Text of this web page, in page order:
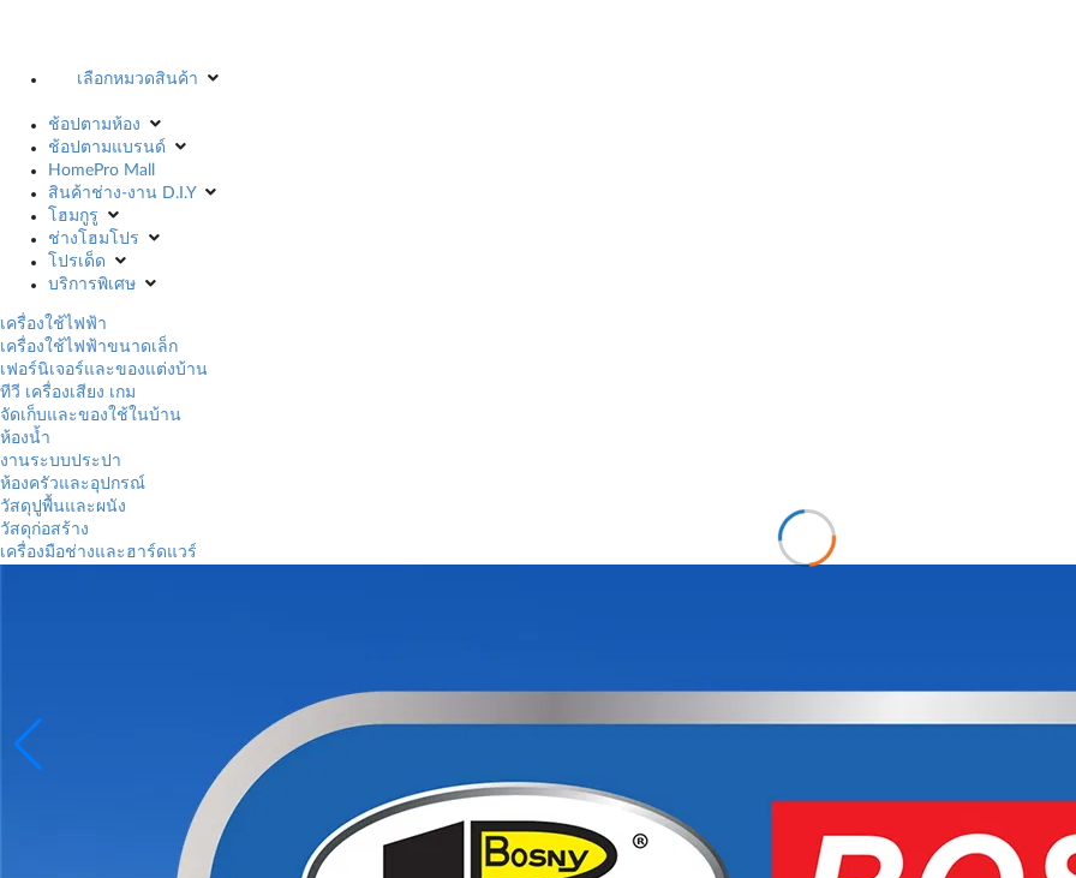
เลือกหมวดสินค้า
ช้อปตามห้อง
ช้อปตามแบรนด์
HomePro Mall
สินค้าช่าง-งาน D.I.Y
โฮมกูรู
ช่างโฮมโปร
โปรเด็ด
บริการพิเศษ
เครื่องใช้ไฟฟ้า
เครื่องใช้ไฟฟ้าขนาดเล็ก
เฟอร์นิเจอร์และของแต่งบ้าน
ทีวี เครื่องเสียง เกม
จัดเก็บและของใช้ในบ้าน
ห้องน้ำ
งานระบบประปา
ห้องครัวและอุปกรณ์
วัสดุปูพื้นและผนัง
วัสดุก่อสร้าง
เครื่องมือช่างและฮาร์ดแวร์